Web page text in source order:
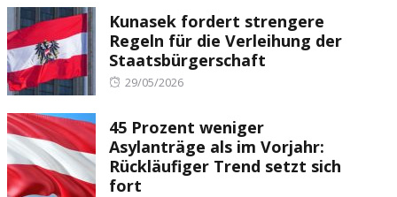
Kunasek fordert strengere
Regeln für die Verleihung der
Staatsbürgerschaft
Posted
29/05/2026
45 Prozent weniger
Asylanträge als im Vorjahr:
Rückläufiger Trend setzt sich
fort